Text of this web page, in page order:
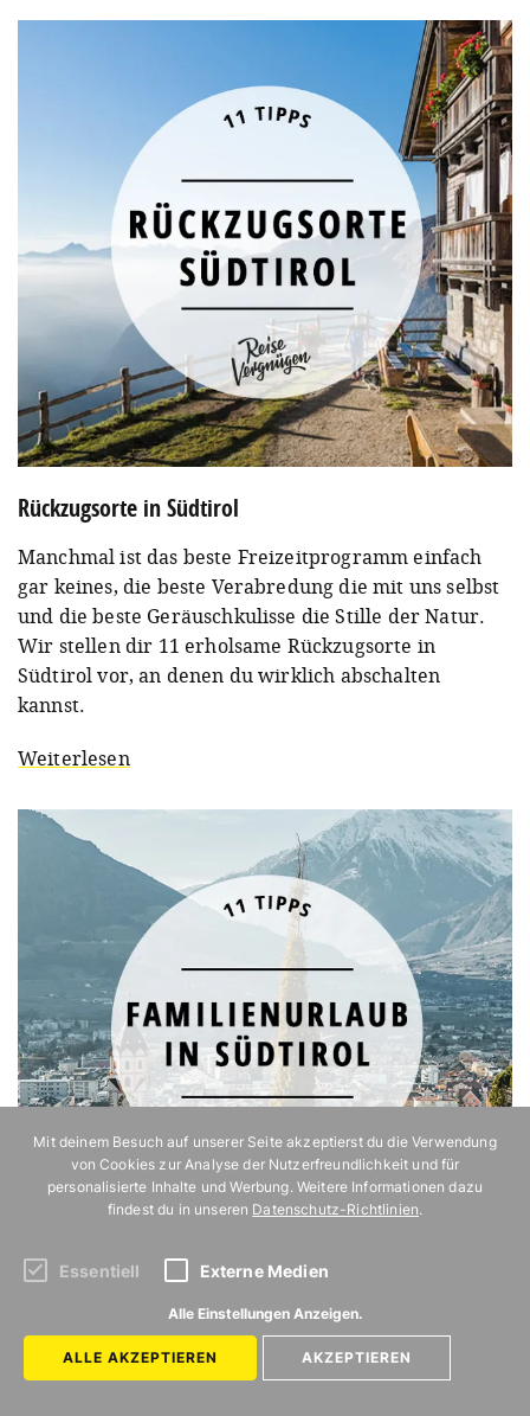
Rückzugsorte in Südtirol
Manchmal ist das beste Freizeitprogramm einfach
gar keines, die beste Verabredung die mit uns selbst
und die beste Geräuschkulisse die Stille der Natur.
Wir stellen dir 11 erholsame Rückzugsorte in
Südtirol vor, an denen du wirklich abschalten
kannst.
Weiterlesen
Wer Kinder hat, weiß, dass es gar nicht so leicht ist,
alle Bedürfnisse der Familie im Urlaub unter einen
Mit deinem Besuch auf unserer Seite akzeptierst du die Verwendung
von Cookies zur Analyse der Nutzerfreundlichkeit und für
personalisierte Inhalte und Werbung. Weitere Informationen dazu
findest du in unseren Datenschutz-Richtlinien.
Essentiell Externe Medien
Alle Einstellungen Anzeigen.
ALLE AKZEPTIEREN AKZEPTIEREN